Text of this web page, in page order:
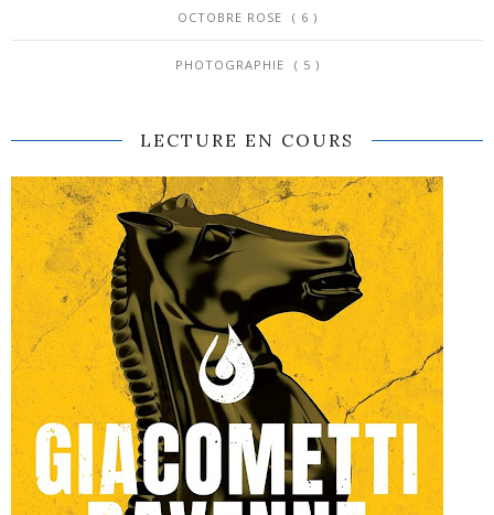
OCTOBRE ROSE ( 6 )
PHOTOGRAPHIE ( 5 )
LECTURE EN COURS